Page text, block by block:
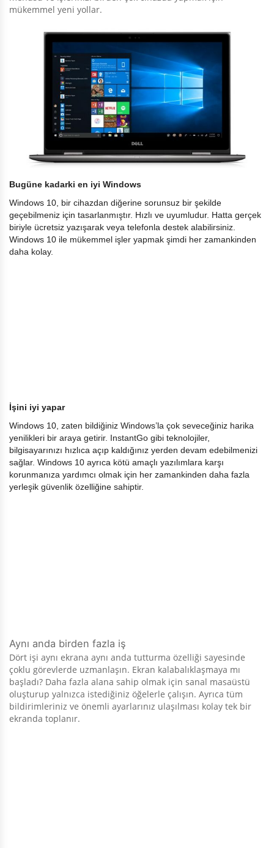
mükemmel yeni yollar.
Bugüne kadarki en iyi Windows
Windows 10, bir cihazdan diğerine sorunsuz bir şekilde
geçebilmeniz için tasarlanmıştır. Hızlı ve uyumludur. Hatta gerçek
biriyle ücretsiz yazışarak veya telefonla destek alabilirsiniz.
Windows 10 ile mükemmel işler yapmak şimdi her zamankinden
daha kolay.
İşini iyi yapar
Windows 10, zaten bildiğiniz Windows’la çok seveceğiniz harika
yenilikleri bir araya getirir. InstantGo gibi teknolojiler,
bilgisayarınızı hızlıca açıp kaldığınız yerden devam edebilmenizi
sağlar. Windows 10 ayrıca kötü amaçlı yazılımlara karşı
korunmanıza yardımcı olmak için her zamankinden daha fazla
yerleşik güvenlik özelliğine sahiptir.
Aynı anda birden fazla iş
Dört işi aynı ekrana aynı anda tutturma özelliği sayesinde
çoklu görevlerde uzmanlaşın. Ekran kalabalıklaşmaya mı
başladı? Daha fazla alana sahip olmak için sanal masaüstü
oluşturup yalnızca istediğiniz öğelerle çalışın. Ayrıca tüm
bildirimleriniz ve önemli ayarlarınız ulaşılması kolay tek bir
ekranda toplanır.